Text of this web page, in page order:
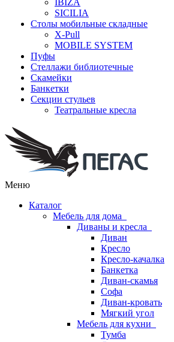
IBIZA
SICILIA
Столы мобильные складные
X-Pull
MOBILE SYSTEM
Пуфы
Стеллажи библиотечные
Скамейки
Банкетки
Секции стульев
Театральные кресла
Меню
Каталог
Мебель для дома
Диваны и кресла
Диван
Кресло
Кресло-качалка
Банкетка
Диван-скамья
Софа
Диван-кровать
Мягкий угол
Мебель для кухни
Тумба